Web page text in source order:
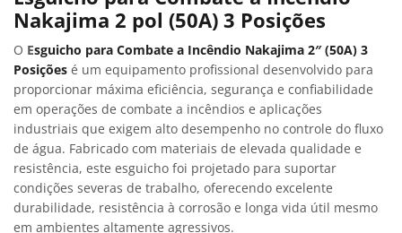
Nakajima 2 pol (50A) 3 Posições
O Esguicho para Combate a Incêndio Nakajima 2″ (50A) 3
Posições é um equipamento profissional desenvolvido para
proporcionar máxima eficiência, segurança e confiabilidade
em operações de combate a incêndios e aplicações
industriais que exigem alto desempenho no controle do fluxo
de água. Fabricado com materiais de elevada qualidade e
resistência, este esguicho foi projetado para suportar
condições severas de trabalho, oferecendo excelente
durabilidade, resistência à corrosão e longa vida útil mesmo
em ambientes altamente agressivos.